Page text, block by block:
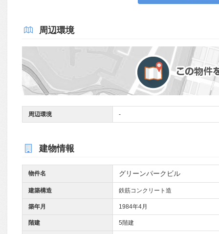
周辺環境
周辺環境 -
建物情報
物件名 グリーンパークビル
建築構造 鉄筋コンクリート造
築年月 1984年4月
階建 5階建